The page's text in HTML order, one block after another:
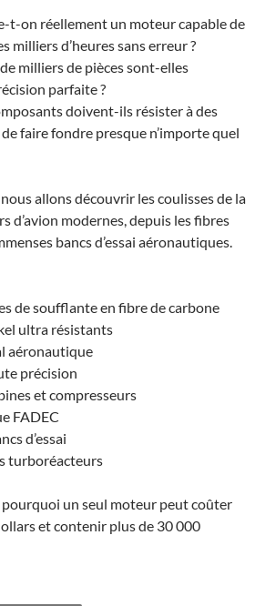
t-on réellement un moteur capable de
milliers d’heures sans erreur ?
milliers de pièces sont-elles
parfaite ?
doivent-ils résister à des
faire fondre presque n’importe quel
allons découvrir les coulisses de la
d’avion modernes, depuis les fibres
bancs d’essai aéronautiques.
de soufflante en fibre de carbone
ultra résistants
aéronautique
précision
et compresseurs
FADEC
d’essai
turboréacteurs
un seul moteur peut coûter
et contenir plus de 30 000